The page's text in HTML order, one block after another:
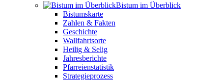
Bistum im Überblick
Bistumskarte
Zahlen & Fakten
Geschichte
Wallfahrtsorte
Heilig & Selig
Jahresberichte
Pfarreienstatistik
Strategieprozess